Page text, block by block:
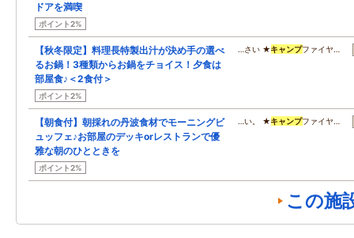
ドアを満喫
ポイント2%
【秋冬限定】料理長特製出汁が決め手の選べ
るお鍋！3種類からお鍋をチョイス！夕食は
部屋食♪＜2食付＞
ポイント2%
…さい ★キャンプファイヤ…
【朝食付】朝採れの丹波食材でモーニングビ
ュッフェ♪お部屋のデッキorレストランで優
雅な朝のひとときを
ポイント2%
…い。 ★キャンプファイヤ…
この施